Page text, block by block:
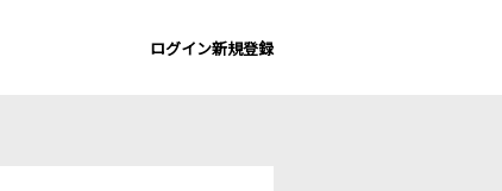
ログイン新規登録